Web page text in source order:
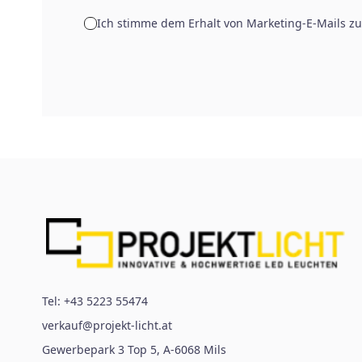
Ich stimme dem Erhalt von Marketing-E-Mails
Tel: +43 5223 55474
verkauf@projekt-licht.at
Gewerbepark 3 Top 5, A-6068 Mils